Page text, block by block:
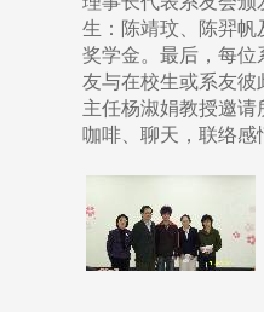
生：陈靖玟、陈羿帆
奖学金。最后，每位
友与在校生或系友彼
主任杨淑娟教授邀请
咖啡、聊天，联络感